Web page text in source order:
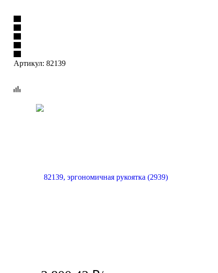
Артикул: 82139